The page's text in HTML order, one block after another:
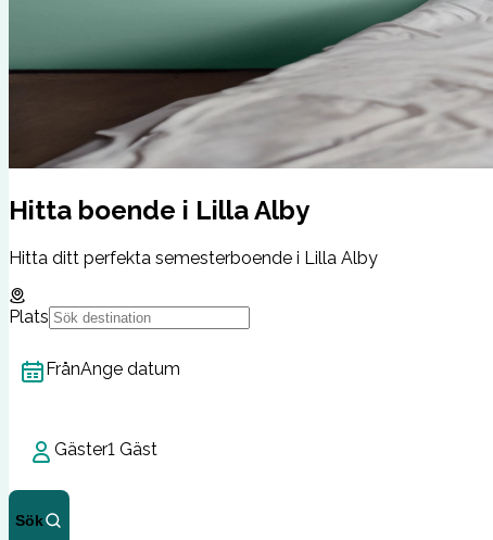
Hitta boende i Lilla Alby
Hitta ditt perfekta semesterboende i Lilla Alby
Plats
FrånAnge datum
Gäster1 Gäst
Sök